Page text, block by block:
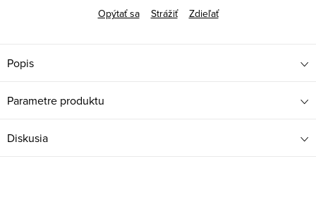
Opýtať sa
Strážiť Zdieľať
Popis
Parametre produktu
Diskusia